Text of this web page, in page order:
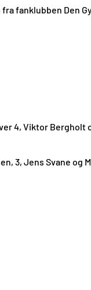
fanklubben Den
4, Viktor Bergholt
3, Jens Svane